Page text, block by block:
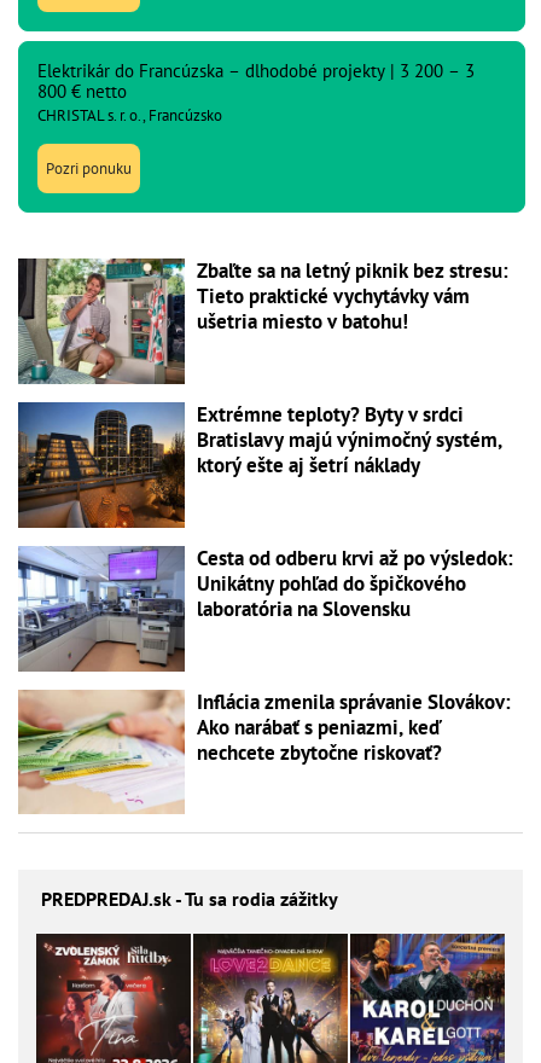
Elektrikár do Francúzska – dlhodobé projekty | 3 200 – 3
800 € netto
CHRISTAL s. r. o., Francúzsko
Pozri ponuku
Zbaľte sa na letný piknik bez stresu:
Tieto praktické vychytávky vám
ušetria miesto v batohu!
Extrémne teploty? Byty v srdci
Bratislavy majú výnimočný systém,
ktorý ešte aj šetrí náklady
Cesta od odberu krvi až po výsledok:
Unikátny pohľad do špičkového
laboratória na Slovensku
Inflácia zmenila správanie Slovákov:
Ako narábať s peniazmi, keď
nechcete zbytočne riskovať?
PREDPREDAJ.sk - Tu sa rodia zážitky